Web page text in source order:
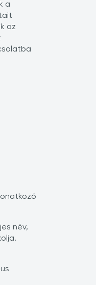
a
az
név,